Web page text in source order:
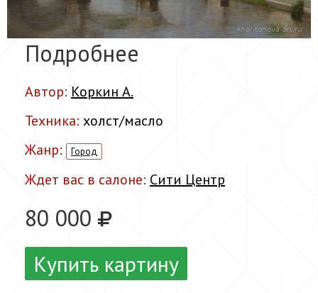
Подробнее
Автор: Коркин А.
Техника: холст/масло
Жанр:
Город
Ждет вас в салоне: Сити Центр
80 000
Купить картину